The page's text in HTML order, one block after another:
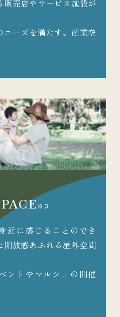
販売店やサービス施設が
ニーズを満たす、商業空
※3
近に感じることのでき
開放感あふれる屋外空間
ントやマルシェの開催